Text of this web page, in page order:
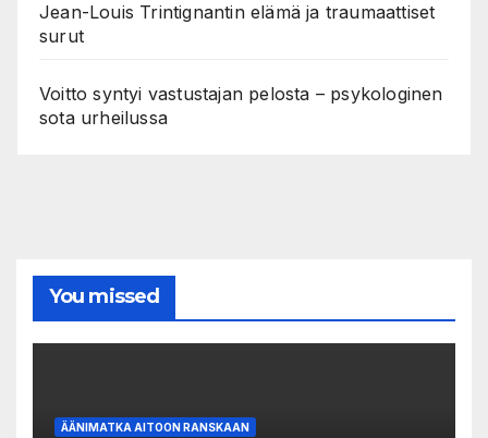
Jean-Louis Trintignantin elämä ja traumaattiset
surut
Voitto syntyi vastustajan pelosta – psykologinen
sota urheilussa
You missed
ÄÄNIMATKA AITOON RANSKAAN